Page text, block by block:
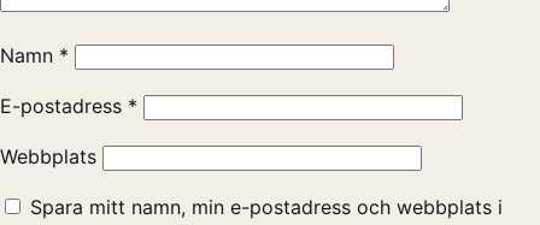
Namn *
E-postadress *
Webbplats
Spara mitt namn, min e-postadress och webbplats i